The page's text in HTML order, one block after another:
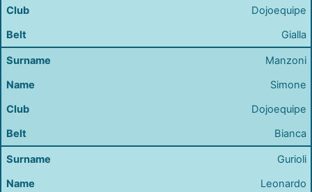
Dojoequipe
Gialla
Manzoni
Simone
Dojoequipe
Bianca
Gurioli
Leonardo